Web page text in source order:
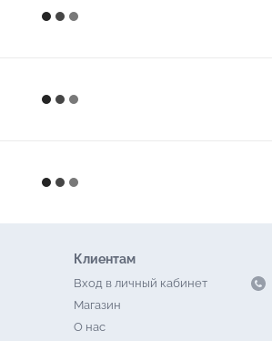
Клиентам
Вход в личный кабинет
Магазин
О нас